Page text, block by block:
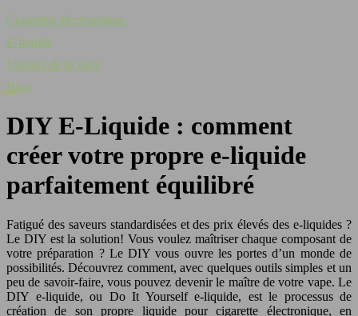
Cigarettes électroniques
E-liquide
Univers de la vape
Blog
DIY E-Liquide : comment
créer votre propre e-liquide
parfaitement équilibré
Fatigué des saveurs standardisées et des prix élevés des e-liquides ?
Le DIY est la solution! Vous voulez maîtriser chaque composant de
votre préparation ? Le DIY vous ouvre les portes d’un monde de
possibilités. Découvrez comment, avec quelques outils simples et un
peu de savoir-faire, vous pouvez devenir le maître de votre vape. Le
DIY e-liquide, ou Do It Yourself e-liquide, est le processus de
création de son propre liquide pour cigarette électronique, en